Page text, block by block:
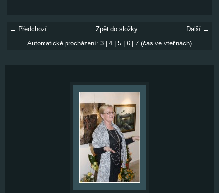
← Předchozí Další →
Zpět do složky
Automatické procházení: 3 4 5 6 7 (čas ve vteřinách)